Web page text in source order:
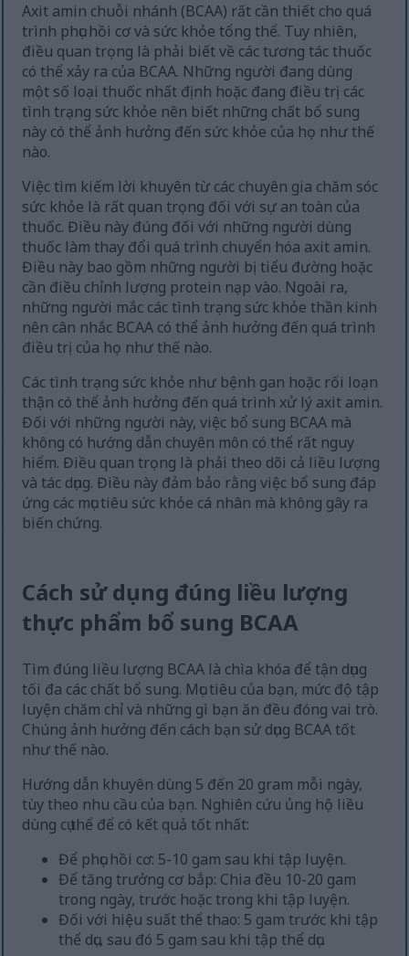
Axit amin chuỗi nhánh (BCAA) rất cần thiết cho quá
trình phục hồi cơ và sức khỏe tổng thể. Tuy nhiên,
điều quan trọng là phải biết về các tương tác thuốc
có thể xảy ra của BCAA. Những người đang dùng
một số loại thuốc nhất định hoặc đang điều trị các
tình trạng sức khỏe nên biết những chất bổ sung
này có thể ảnh hưởng đến sức khỏe của họ như thế
nào.
Việc tìm kiếm lời khuyên từ các chuyên gia chăm sóc
sức khỏe là rất quan trọng đối với sự an toàn của
thuốc. Điều này đúng đối với những người dùng
thuốc làm thay đổi quá trình chuyển hóa axit amin.
Điều này bao gồm những người bị tiểu đường hoặc
cần điều chỉnh lượng protein nạp vào. Ngoài ra,
những người mắc các tình trạng sức khỏe thần kinh
nên cân nhắc BCAA có thể ảnh hưởng đến quá trình
điều trị của họ như thế nào.
Các tình trạng sức khỏe như bệnh gan hoặc rối loạn
thận có thể ảnh hưởng đến quá trình xử lý axit amin.
Đối với những người này, việc bổ sung BCAA mà
không có hướng dẫn chuyên môn có thể rất nguy
hiểm. Điều quan trọng là phải theo dõi cả liều lượng
và tác dụng. Điều này đảm bảo rằng việc bổ sung đáp
ứng các mục tiêu sức khỏe cá nhân mà không gây ra
biến chứng.
Cách sử dụng đúng liều lượng
thực phẩm bổ sung BCAA
Tìm đúng liều lượng BCAA là chìa khóa để tận dụng
tối đa các chất bổ sung. Mục tiêu của bạn, mức độ tập
luyện chăm chỉ và những gì bạn ăn đều đóng vai trò.
Chúng ảnh hưởng đến cách bạn sử dụng BCAA tốt
như thế nào.
Hướng dẫn khuyên dùng 5 đến 20 gram mỗi ngày,
tùy theo nhu cầu của bạn. Nghiên cứu ủng hộ liều
dùng cụ thể để có kết quả tốt nhất:
Để phục hồi cơ: 5-10 gam sau khi tập luyện.
Để tăng trưởng cơ bắp: Chia đều 10-20 gam
trong ngày, trước hoặc trong khi tập luyện.
Đối với hiệu suất thể thao: 5 gam trước khi tập
thể dục, sau đó 5 gam sau khi tập thể dục.